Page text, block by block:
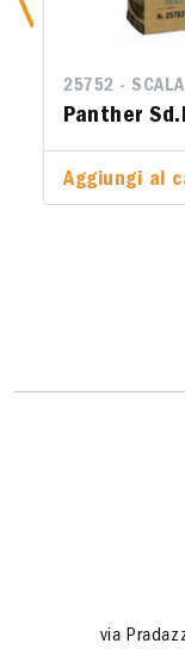
25752 -
Panther
Aggiungi al
via